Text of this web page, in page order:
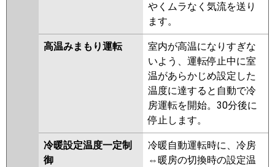
やくムラなく気流を送り
ます。
高温みまもり運転
室内が高温になりすぎな
いよう、運転停止中に室
温があらかじめ設定した
温度に達すると自動で冷
房運転を開始。30分後に
停止します。
冷暖設定温度一定制
御
冷暖自動運転時に、冷房
⇔暖房の切換時の設定温